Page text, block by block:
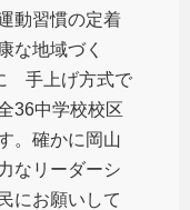
動習慣の定着
地域づく
手上げ方式で
36中学校校区
。確かに岡山
なリーダーシ
にお願いして